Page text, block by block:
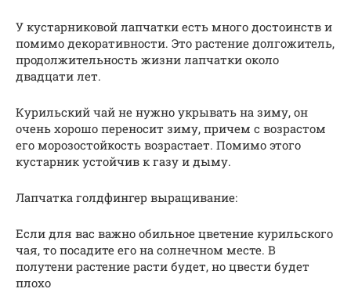
У кустарниковой лапчатки есть много достоинств и
помимо декоративности. Это растение долгожитель,
продолжительность жизни лапчатки около
двадцати лет.
Курильский чай не нужно укрывать на зиму, он
очень хорошо переносит зиму, причем с возрастом
его морозостойкость возрастает. Помимо этого
кустарник устойчив к газу и дыму.
Лапчатка голдфингер выращивание:
Если для вас важно обильное цветение курильского
чая, то посадите его на солнечном месте. В
полутени растение расти будет, но цвести будет
плохо